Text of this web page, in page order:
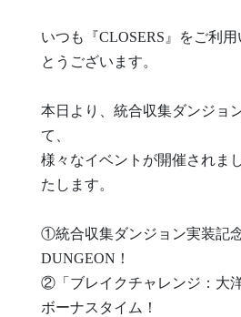
いつも『CLOSERS』をご利
とうございます。
本日より、統合収集ダンジョ
て、
様々なイベントが開催されま
たします。
①統合収集ダンジョン実装記念
DUNGEON！
②「ブレイクチャレンジ：大
ボーナスタイム！